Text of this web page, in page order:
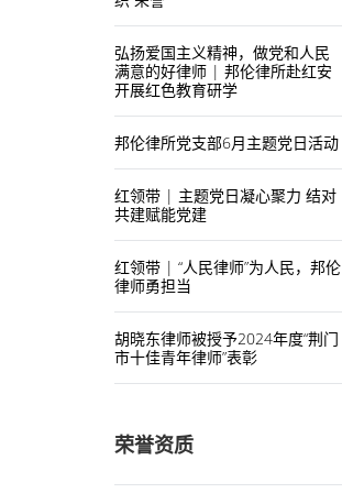
弘扬爱国主义精神，做党和人民
满意的好律师 | 邦伦律所赴红安
开展红色教育研学
邦伦律所党支部6月主题党日活动
红领带 | 主题党日凝心聚力 结对
共建赋能党建
红领带 | “人民律师”为人民，邦伦
律师勇担当
胡晓东律师被授予2024年度“荆门
市十佳青年律师”表彰
荣誉资质